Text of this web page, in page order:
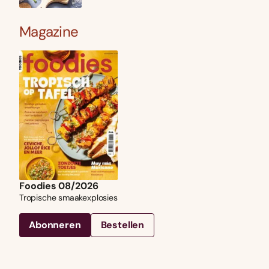
Magazine
Foodies 08/2026
Tropische smaakexplosies
Abonneren Bestellen